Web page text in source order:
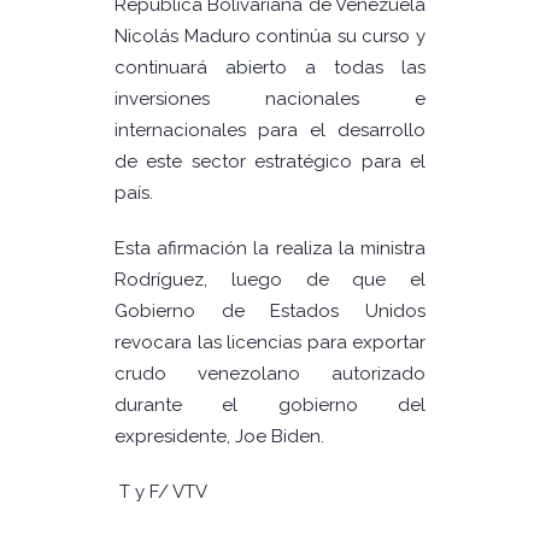
República Bolivariana de Venezuela
Nicolás Maduro continúa su curso y
continuará abierto a todas las
inversiones nacionales e
internacionales para el desarrollo
de este sector estratégico para el
país.
Esta afirmación la realiza la ministra
Rodríguez, luego de que el
Gobierno de Estados Unidos
revocara las licencias para exportar
crudo venezolano autorizado
durante el gobierno del
expresidente, Joe Biden.
T y F/ VTV